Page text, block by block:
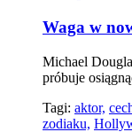
Waga w
Michael
próbuje
Tagi: aktor,
zodiaku,